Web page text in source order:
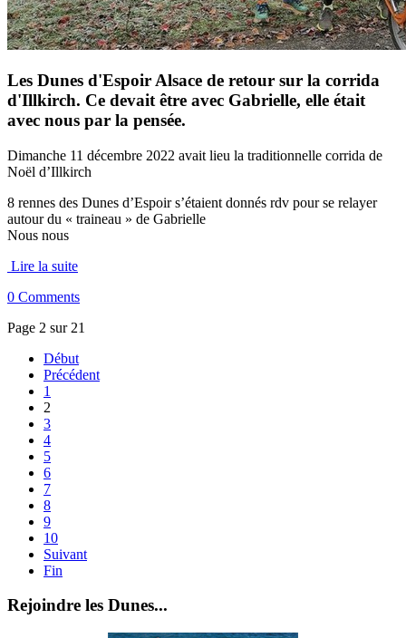
Les Dunes d'Espoir Alsace de retour sur la corrida
d'Illkirch. Ce devait être avec Gabrielle, elle était
avec nous par la pensée.
Dimanche 11 décembre 2022 avait lieu la traditionnelle corrida de
Noël d’Illkirch
8 rennes des Dunes d’Espoir s’étaient donnés rdv pour se relayer
autour du « traineau » de Gabrielle
Nous nous
Lire la suite
0 Comments
Page 2 sur 21
Début
Précédent
1
2
3
4
5
6
7
8
9
10
Suivant
Fin
Rejoindre les Dunes...